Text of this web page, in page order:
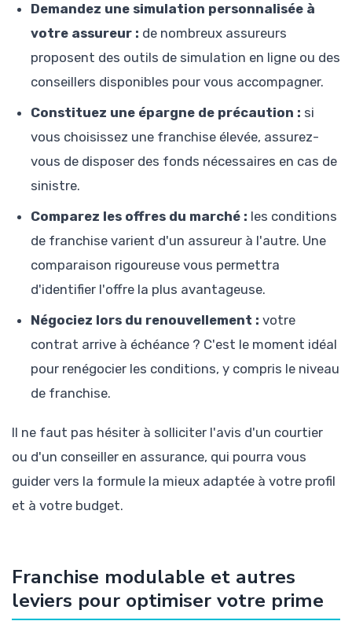
Demandez une simulation personnalisée à
votre assureur : de nombreux assureurs
proposent des outils de simulation en ligne ou des
conseillers disponibles pour vous accompagner.
Constituez une épargne de précaution : si
vous choisissez une franchise élevée, assurez-
vous de disposer des fonds nécessaires en cas de
sinistre.
Comparez les offres du marché : les conditions
de franchise varient d'un assureur à l'autre. Une
comparaison rigoureuse vous permettra
d'identifier l'offre la plus avantageuse.
Négociez lors du renouvellement : votre
contrat arrive à échéance ? C'est le moment idéal
pour renégocier les conditions, y compris le niveau
de franchise.
Il ne faut pas hésiter à solliciter l'avis d'un courtier
ou d'un conseiller en assurance, qui pourra vous
guider vers la formule la mieux adaptée à votre profil
et à votre budget.
Franchise modulable et autres
leviers pour optimiser votre prime